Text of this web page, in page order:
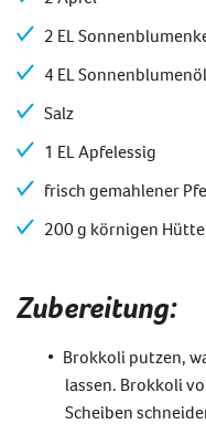
2 EL
4 EL Sonnenblumenöl
Salz
1 EL Apfelessig
frisch gemahlener
200 g körnigen
Zubereitung:
Brokkoli putzen,
lassen. Brokkoli
Scheiben